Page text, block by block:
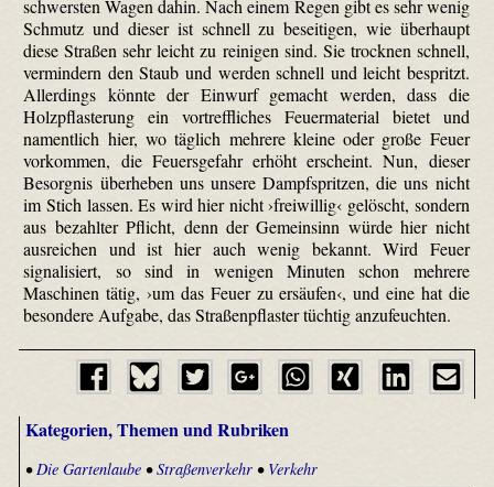
schwersten Wagen dahin. Nach einem Regen gibt es sehr wenig
Schmutz und dieser ist schnell zu beseitigen, wie überhaupt
diese Straßen sehr leicht zu reinigen sind. Sie trocknen schnell,
vermindern den Staub und werden schnell und leicht bespritzt.
Allerdings könnte der Einwurf gemacht werden, dass die
Holzpflasterung ein vortreffliches Feuermaterial bietet und
namentlich hier, wo täglich mehrere kleine oder große Feuer
vorkommen, die Feuersgefahr erhöht erscheint. Nun, dieser
Besorgnis überheben uns unsere Dampfspritzen, die uns nicht
im Stich lassen. Es wird hier nicht ›freiwillig‹ gelöscht, sondern
aus bezahlter Pflicht, denn der Gemeinsinn würde hier nicht
ausreichen und ist hier auch wenig bekannt. Wird Feuer
signalisiert, so sind in wenigen Minuten schon mehrere
Maschinen tätig, ›um das Feuer zu ersäufen‹, und eine hat die
besondere Aufgabe, das Straßenpflaster tüchtig anzufeuchten.
Kategorien, Themen und Rubriken
• Die Gartenlaube•Straßenverkehr• Verkehr